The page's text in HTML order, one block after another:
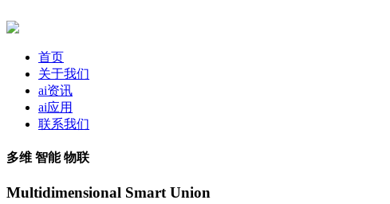
首页
关于我们
ai资讯
ai应用
联系我们
多维 智能 物联
Multidimensional Smart Union